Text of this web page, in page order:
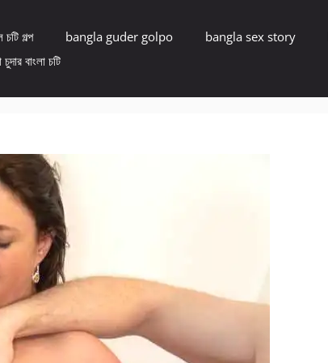
চটি গল্প bangla guder golpo bangla sex story
চুদার বাংলা চটি